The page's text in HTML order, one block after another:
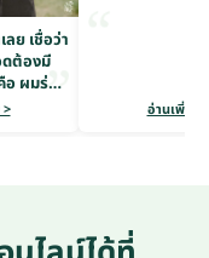
ย เชื่อว่า
ต้องมี
ผมร่วง
อ่านเพิ่ม >